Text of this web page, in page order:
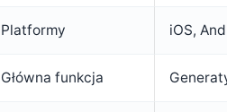
Platformy iOS,
Główna funkcja